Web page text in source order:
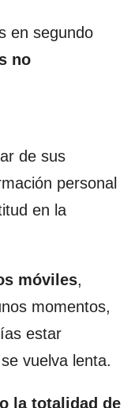
en segundo
no
de sus
personal
en la
móviles,
momentos,
estar
vuelva lenta.
la totalidad de